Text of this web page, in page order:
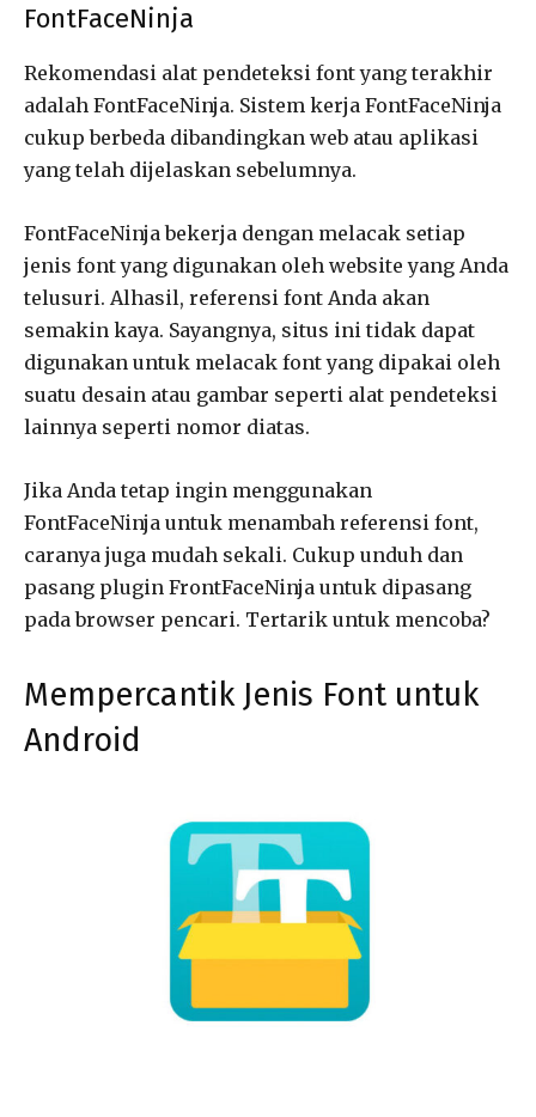
FontFaceNinja
Rekomendasi alat pendeteksi font yang terakhir
adalah FontFaceNinja. Sistem kerja FontFaceNinja
cukup berbeda dibandingkan web atau aplikasi
yang telah dijelaskan sebelumnya.
FontFaceNinja bekerja dengan melacak setiap
jenis font yang digunakan oleh website yang Anda
telusuri. Alhasil, referensi font Anda akan
semakin kaya. Sayangnya, situs ini tidak dapat
digunakan untuk melacak font yang dipakai oleh
suatu desain atau gambar seperti alat pendeteksi
lainnya seperti nomor diatas.
Jika Anda tetap ingin menggunakan
FontFaceNinja untuk menambah referensi font,
caranya juga mudah sekali. Cukup unduh dan
pasang plugin FrontFaceNinja untuk dipasang
pada browser pencari. Tertarik untuk mencoba?
Mempercantik Jenis Font untuk
Android